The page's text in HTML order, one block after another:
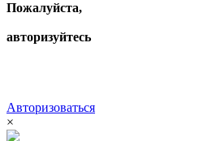
Пожалуйста,
авторизуйтесь
Авторизоваться
×